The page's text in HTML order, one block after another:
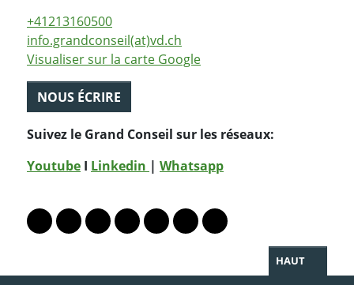
+41213160500
info.grandconseil(at)vd.ch
Visualiser sur la carte Google
NOUS ÉCRIRE
Suivez le Grand Conseil sur les réseaux:
Youtube I Linkedin | Whatsapp
Lien vers le profil Mastodon
Lien vers le profil Bluesky
Lien vers le profil Instagram
Lien vers le profil Linkedin
Lien vers le profil Facebook
Lien vers le profil Twitter
Partager par WhatsApp
HAUT